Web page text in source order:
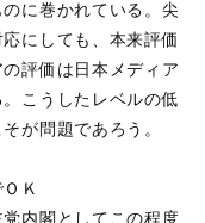
に巻かれている。尖
にしても、本来評価
評価は日本メディア
こうしたレベルの低
が問題であろう。
Ｋ